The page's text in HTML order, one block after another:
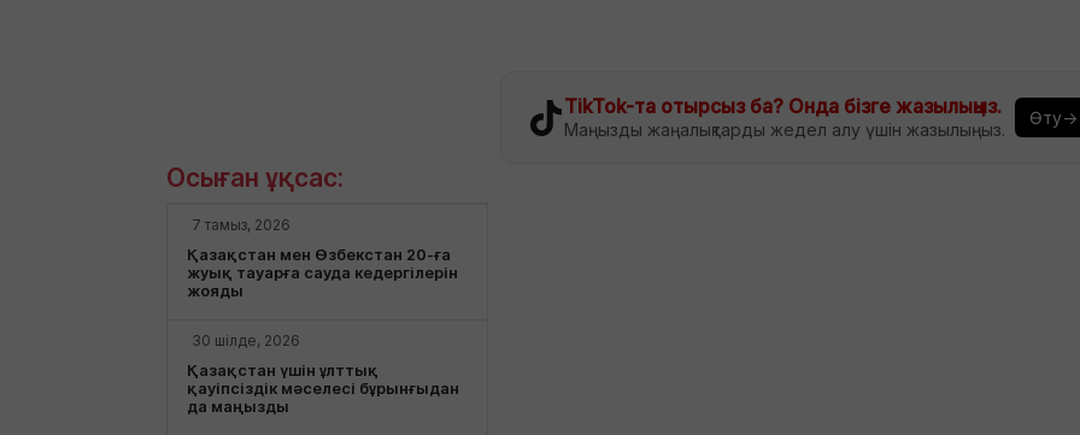
TikTok-та отырсыз ба? Онда бізге жазылыңыз.
Маңызды жаңалықтарды жедел алу үшін жазылыңыз.
Өту→
Осыған ұқсас:
7 тамыз, 2026
Қазақстан мен Өзбекстан 20-ға
жуық тауарға сауда кедергілерін
жояды
30 шілде, 2026
Қазақстан үшін ұлттық
қауіпсіздік мәселесі бұрынғыдан
да маңызды